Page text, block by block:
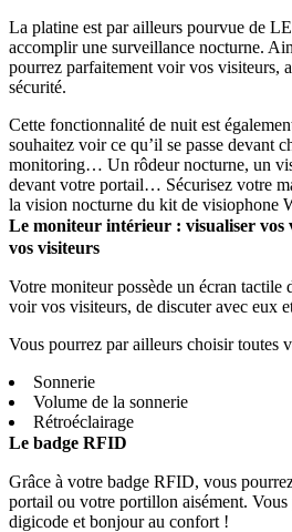
La platine est par ailleurs pourvue de
accomplir une surveillance nocturne.
pourrez parfaitement voir vos visiteurs,
sécurité.
Cette fonctionnalité de nuit est
souhaitez voir ce qu’il se passe devant
monitoring… Un rôdeur nocturne, un
devant votre portail… Sécurisez votre
la vision nocturne du kit de visiophone
Le moniteur intérieur : visualiser vos
vos visiteurs
Votre moniteur possède un écran tactile
voir vos visiteurs, de discuter avec eux
Vous pourrez par ailleurs choisir toutes
Sonnerie
Volume de la sonnerie
Rétroéclairage
Le badge RFID
Grâce à votre badge RFID, vous
portail ou votre portillon aisément. Vous
digicode et bonjour au confort !